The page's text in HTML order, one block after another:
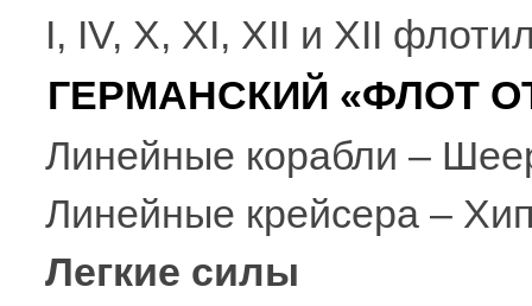
I, IV, X, XI, XII и XII
ГЕРМАНСКИЙ «ФЛОТ
Линейные корабли –
Линейные крейсера –
Легкие силы